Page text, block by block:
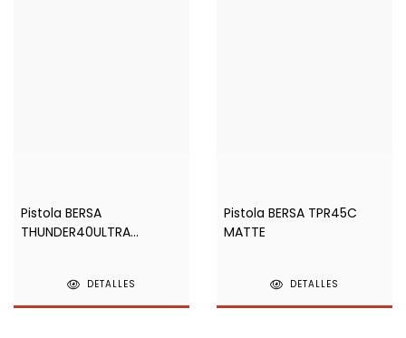
Pistola BERSA
THUNDER40ULTRA
DETALLES
Pistola BERSA TPR45C
MATTE
DETALLES